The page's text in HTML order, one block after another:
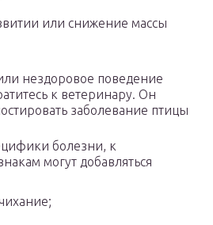
или снижение массы
нездоровое поведение
к ветеринару. Он
заболевание птицы
болезни, к
могут добавляться